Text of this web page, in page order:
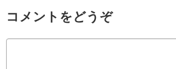
コメントをどうぞ